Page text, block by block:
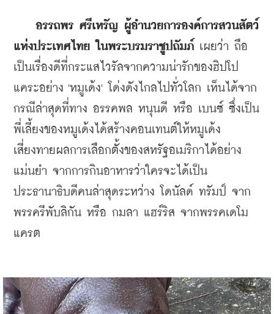
อรรถพร ศรีเหรัญ ผู้อำนวยการองค์การสวนสัตว์
แห่งประเทศไทย ในพระบรมราชูปถัมภ์ เผยว่า ถือ
เป็นเรื่องดีที่กระแสไวรัลจากความน่ารักของฮิปโป
แคระอย่าง 'หมูเด้ง' โด่งดังไกลไปทั่วโลก เห็นได้จาก
กรณีล่าสุดที่ทาง อรรคพล หนุนดี หรือ เบนซ์ ซึ่งเป็น
พี่เลี้ยงของหมูเด้งได้สร้างคอนเทนต์ให้หมูเด้ง
เสี่ยงทายผลการเลือกตั้งของสหรัฐอเมริกาได้อย่าง
แม่นยำ จากการกินอาหารว่าใครจะได้เป็น
ประธานาธิบดีคนล่าสุดระหว่าง
โดนัลด์ ทรัมป์ จาก
พรรครีพับลิกัน หรือ กมลา แฮร์ริส จากพรรคเดโม
แครต